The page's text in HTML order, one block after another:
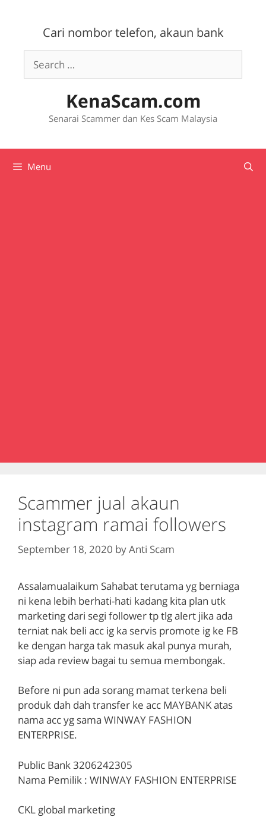
Cari nombor telefon, akaun bank
Search
for:
KenaScam.com
Senarai Scammer dan Kes Scam Malaysia
Menu
Scammer jual akaun
instagram ramai followers
September 18, 2020 byAnti Scam
Assalamualaikum Sahabat terutama yg berniaga
ni kena lebih berhati-hati kadang kita plan utk
marketing dari segi follower tp tlg alert jika ada
terniat nak beli acc ig ka servis promote ig ke FB
ke dengan harga tak masuk akal punya murah,
siap ada review bagai tu semua membongak.
Before ni pun ada sorang mamat terkena beli
produk dah dah transfer ke acc MAYBANK atas
nama acc yg sama WINWAY FASHION
ENTERPRISE.
Public Bank 3206242305
Nama Pemilik : WINWAY FASHION ENTERPRISE
CKL global marketing